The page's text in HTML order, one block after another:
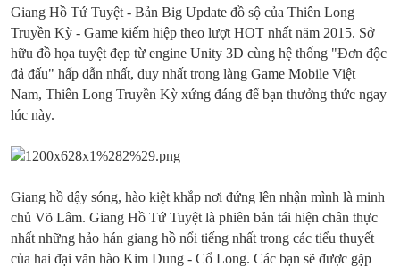
Giang Hồ Tứ Tuyệt - Bản Big Update đồ sộ của Thiên Long
Truyền Kỳ - Game kiếm hiệp theo lượt HOT nhất năm 2015. Sở
hữu đồ họa tuyệt đẹp từ engine Unity 3D cùng hệ thống "Đơn độc
đả đấu" hấp dẫn nhất, duy nhất trong làng Game Mobile Việt
Nam, Thiên Long Truyền Kỳ xứng đáng để bạn thưởng thức ngay
lúc này.
Giang hồ dậy sóng, hào kiệt khắp nơi đứng lên nhận mình là minh
chủ Võ Lâm. Giang Hồ Tứ Tuyệt là phiên bản tái hiện chân thực
nhất những hảo hán giang hồ nổi tiếng nhất trong các tiểu thuyết
của hai đại văn hào Kim Dung - Cổ Long. Các bạn sẽ được gặp